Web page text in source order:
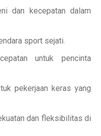
dan kecepatan dalam
sport sejati.
untuk pencinta
pekerjaan keras yang
dan fleksibilitas di